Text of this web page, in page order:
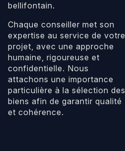
bellifontain.
Chaque conseiller met son
expertise au service de votre
projet, avec une approche
humaine, rigoureuse et
confidentielle. Nous
attachons une importance
particulière à la sélection des
biens afin de garantir qualité
et cohérence.